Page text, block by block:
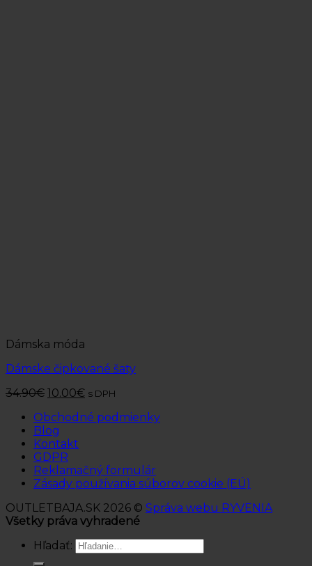
Dámska móda
Dámske čipkované šaty
34.90€ 10.00€ s DPH
Obchodné podmienky
Blog
Kontakt
GDPR
Reklamačný formulár
Zásady používania súborov cookie (EÚ)
OUTLETBAJA.SK 2026 © Správa webu RYVENIA
Všetky práva vyhradené
Hľadať: